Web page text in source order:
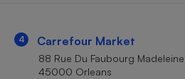
4 Carrefour Market
88 Rue Du Faubourg Madeleine
45000 Orleans